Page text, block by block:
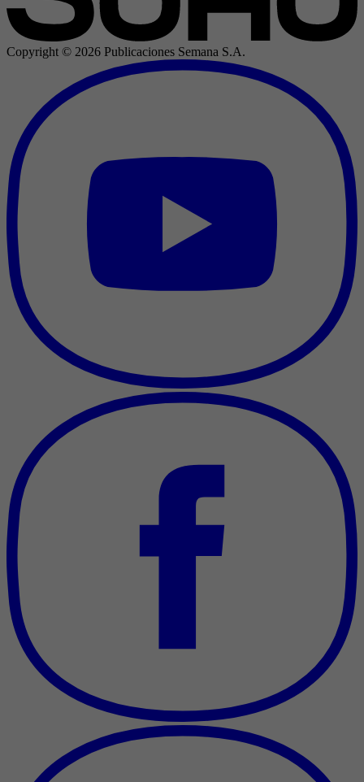
Copyright © 2026 Publicaciones Semana S.A.